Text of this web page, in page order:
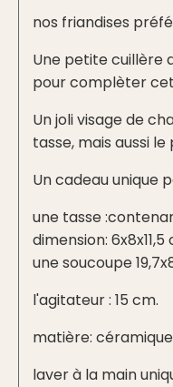
nos friandises
Une petite cuillère
pour complèter
Un joli visage de
tasse, mais aussi le
Un cadeau unique
une tasse
dimension: 6x8x11,5
une soucoupe
l'agitateur : 15 cm.
matière:
laver à la main